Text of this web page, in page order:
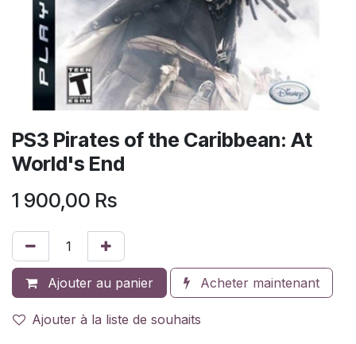
PS3 Pirates of the Caribbean: At
World's End
1 900,00 Rs
Ajouter au panier Acheter maintenant
Ajouter à la liste de souhaits